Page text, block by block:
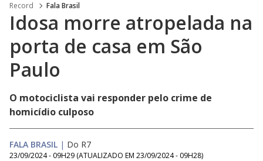
Record Fala Brasil
Idosa morre atropelada na
porta de casa em São
Paulo
O motociclista vai responder pelo crime de
homicídio culposo
FALA BRASIL | Do R7
23/09/2024 - 09H29 (ATUALIZADO EM 23/09/2024 - 09H28)